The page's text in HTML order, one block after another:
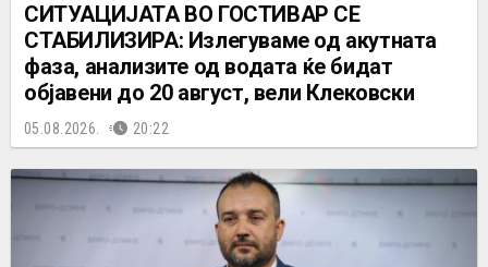
СИТУАЦИЈАТА ВО ГОСТИВАР СЕ
СТАБИЛИЗИРА: Излегуваме од акутната
фаза, анализите од водата ќе бидат
објавени до 20 август, вели Клековски
05.08.2026. 20:22